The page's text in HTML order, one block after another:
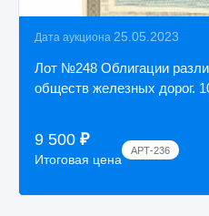
Дата аукциона 25.05.2023
Лот №248 Облигации
обществ железных дорог.
9 500 ₽
Итоговая цена
АРТ-236